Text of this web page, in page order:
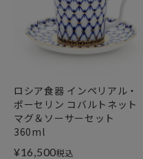
ロシア食器 インペリアル・
ポーセリン コバルトネット
マグ＆ソーサーセット
360ml
¥16,500税込